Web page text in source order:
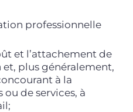
professionnelle
et l’attachement de
et, plus généralement,
à la
de services, à